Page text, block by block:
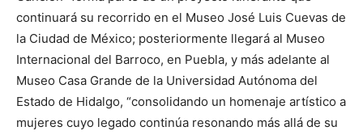
continuará su recorrido en el Museo José Luis Cuevas de
la Ciudad de México; posteriormente llegará al Museo
Internacional del Barroco, en Puebla, y más adelante al
Museo Casa Grande de la Universidad Autónoma del
Estado de Hidalgo, “consolidando un homenaje artístico a
mujeres cuyo legado continúa resonando más allá de su